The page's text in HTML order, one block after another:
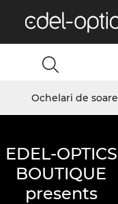
Ochelari de soare
EDEL-OPTICS
BOUTIQUE
presents